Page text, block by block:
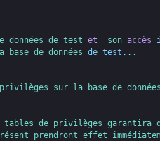
données de test et son accès
base de données de test . . .
privilèges
sur la base de
tables de privilèges garantira
prendront effet